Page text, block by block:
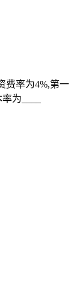
费率为4%,第一
为____